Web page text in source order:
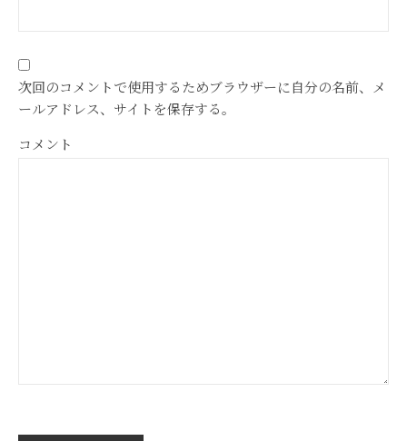
次回のコメントで使用するためブラウザーに自分の名前、メ
ールアドレス、サイトを保存する。
コメント